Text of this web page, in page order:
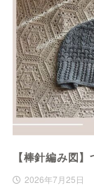
【棒針編み図
2026年7月25日